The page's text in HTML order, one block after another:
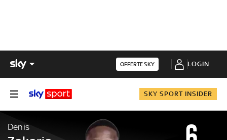
OFFERTE SKY LOGIN
SKY SPORT INSIDER
Denis